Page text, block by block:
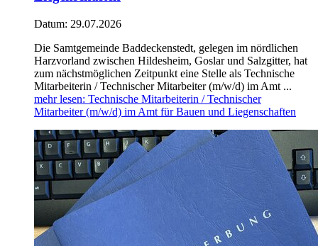
Datum: 29.07.2026
Die Samtgemeinde Baddeckenstedt, gelegen im nördlichen
Harzvorland zwischen Hildesheim, Goslar und Salzgitter, hat
zum nächstmöglichen Zeitpunkt eine Stelle als Technische
Mitarbeiterin / Technischer Mitarbeiter (m/w/d) im Amt ...
mehr lesen: Technische Mitarbeiterin / Technischer
Mitarbeiter (m/w/d) im Amt für Bauen und Liegenschaften